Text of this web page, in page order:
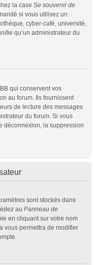
la case Se souvenir de
si vous utilisez un
cyber-café, université,
qu’un administrateur du
qui conservent vos
au forum. Ils fournissent
de lecture des messages
du forum. Si vous
déconnexion, la suppression
sont stockés dans
au Panneau de
en cliquant sur votre nom
vous permettra de modifier